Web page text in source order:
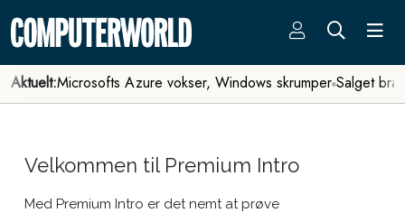
Aktuelt:Microsofts Azure vokser, Windows skrumper Salget
Velkommen til Premium Intro
Med Premium Intro er det nemt at prøve